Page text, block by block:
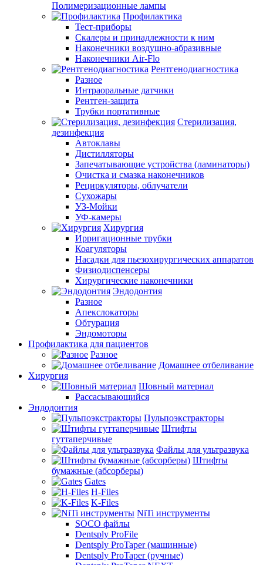
Полимеризационные лампы
Профилактика
Тест-приборы
Скалеры и принадлежности к ним
Наконечники воздушно-абразивные
Наконечники Air-Flo
Рентгенодиагностика
Разное
Интраоральные датчики
Рентген-защита
Трубки портативные
Стерилизация,
дезинфекция
Автоклавы
Дистилляторы
Запечатывающие устройства (ламинаторы)
Очистка и смазка наконечников
Рециркуляторы, облучатели
Сухожары
УЗ-Мойки
УФ-камеры
Хирургия
Ирригационные трубки
Коагуляторы
Насадки для пьезохирургических аппаратов
Физиодиспенсеры
Хирургические наконечники
Эндодонтия
Разное
Апекслокаторы
Обтурация
Эндомоторы
Профилактика для пациентов
Разное
Домашнее отбеливание
Хирургия
Шовный материал
Рассасывающийся
Эндодонтия
Пульпоэкстракторы
Штифты
гуттаперчивые
Файлы для ультразвука
Штифты
бумажные (абсорберы)
Gates
H-Files
K-Files
NiTi инструменты
SOCO файлы
Dentsply ProFile
Dentsply ProTaper (машинные)
Dentsply ProTaper (ручные)